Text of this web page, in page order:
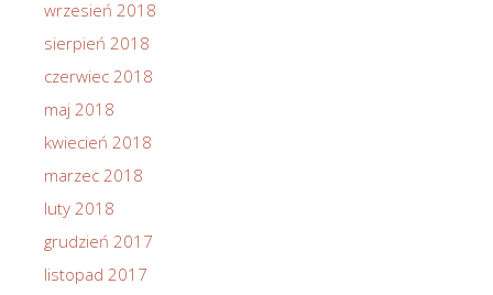
wrzesień 2018
sierpień 2018
czerwiec 2018
maj 2018
kwiecień 2018
marzec 2018
luty 2018
grudzień 2017
listopad 2017